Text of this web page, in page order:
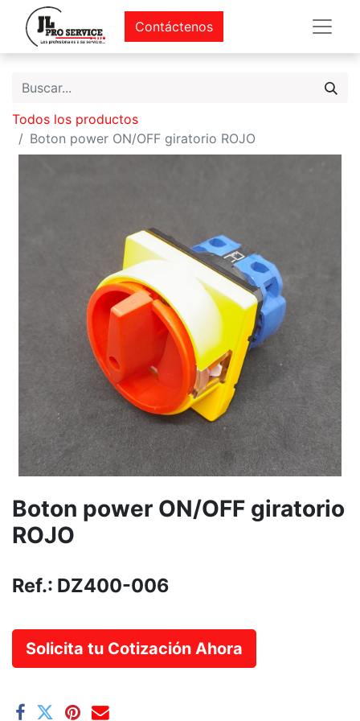
Contáctenos
Todos los productos
Boton power ON/OFF giratorio ROJO
Boton power ON/OFF giratorio
ROJO
Ref.: DZ400-006
Solicita tu Cotización Ahora